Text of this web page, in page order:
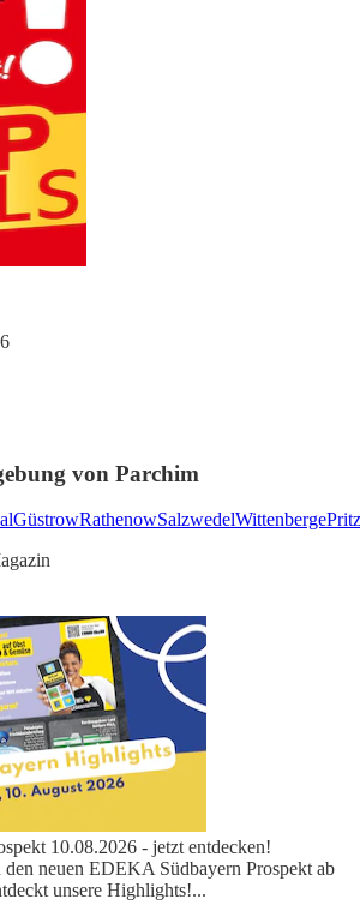
von Parchim
GüstrowRathenowSalzwedelWittenberge
10.08.2026 - jetzt entdecken!
den neuen EDEKA Südbayern Prospekt ab
unsere Highlights!...